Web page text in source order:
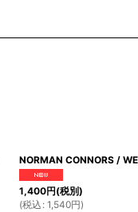
NORMAN CONNORS /
1,400円(税別)
(税込 : 1,540円)